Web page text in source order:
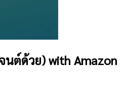
นต์ด้วย) with Amazon